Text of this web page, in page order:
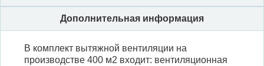
Дополнительная информация
В комплект вытяжной вентиляции на
производстве 400 м2 входит: вентиляционная